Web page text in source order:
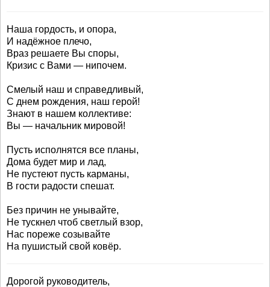
Наша гордость, и опора,
И надёжное плечо,
Враз решаете Вы споры,
Кризис с Вами — нипочем.
Смелый наш и справедливый,
С днем рождения, наш герой!
Знают в нашем коллективе:
Вы — начальник мировой!
Пусть исполнятся все планы,
Дома будет мир и лад,
Не пустеют пусть карманы,
В гости радости спешат.
Без причин не унывайте,
Не тускнел чтоб светлый взор,
Нас пореже созывайте
На пушистый свой ковёр.
Дорогой руководитель,